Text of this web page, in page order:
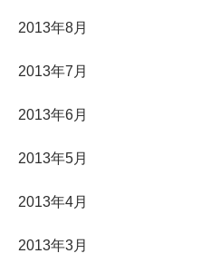
2013年8月
2013年7月
2013年6月
2013年5月
2013年4月
2013年3月